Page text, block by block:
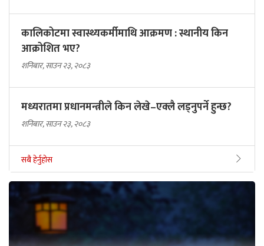
कालिकोटमा स्वास्थ्यकर्मीमाथि आक्रमण : स्थानीय किन
आक्रोशित भए?
शनिबार, साउन २३, २०८३
मध्यरातमा प्रधानमन्त्रीले किन लेखे–एक्लै लड्नुपर्ने हुन्छ?
शनिबार, साउन २३, २०८३
सबै हेर्नुहोस